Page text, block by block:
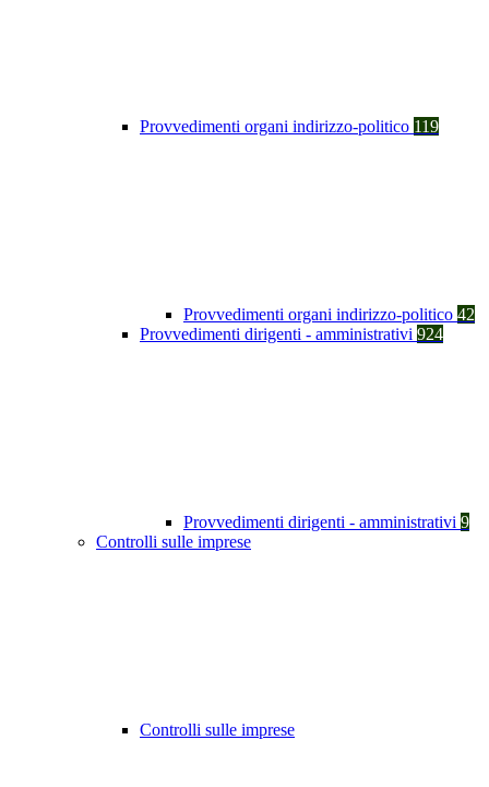
Provvedimenti organi indirizzo-politico 119
Provvedimenti organi indirizzo-politico 42
Provvedimenti dirigenti - amministrativi 924
Provvedimenti dirigenti - amministrativi 9
Controlli sulle imprese
Controlli sulle imprese